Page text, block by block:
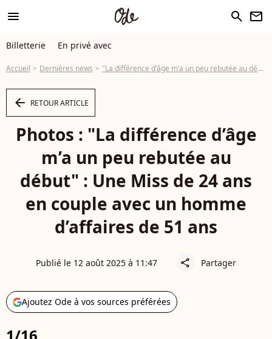
menu search newsletter
Billetterie En privé avec
Accueil Dernières news "La différence d’âge m’a un peu rebutée au début" : Une Miss de 24 ans en couple avec un homme d’affaires de 51 ans
arrow_left RETOUR ARTICLE
Photos : "La différence d’âge
m’a un peu rebutée au
début" : Une Miss de 24 ans
en couple avec un homme
d’affaires de 51 ans
Publié le 12 août 2025 à 11:47 share Partager
Ajoutez Ode à vos sources préférées